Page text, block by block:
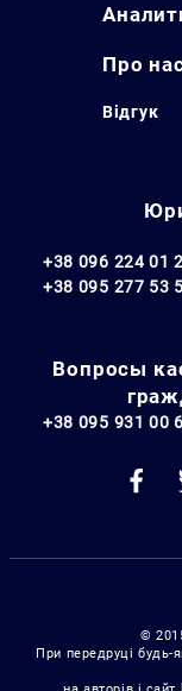
Про
Відгук
+38 096 224 01
+38 095 277 53
Вопросы
+38 095 931 00
©
При передруці будь-